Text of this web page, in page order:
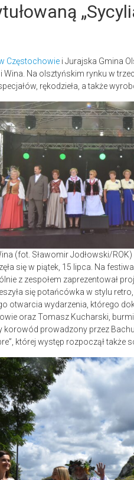
Częstochowie i Jurajska Gmina
Wina. Na olsztyńskim rynku w
rękodzieła, a także
(fot. Sławomir Jodłowski/ROK)
się w piątek, 15 lipca. Na
z zespołem zaprezentował
się potańcówka w stylu
otwarcia wydarzenia, którego
oraz Tomasz Kucharski,
korowód prowadzony przez
której występ rozpoczął także